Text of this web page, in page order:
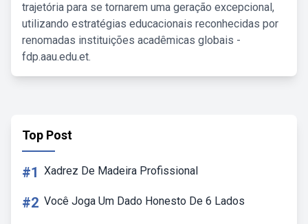
trajetória para se tornarem uma geração excepcional,
utilizando estratégias educacionais reconhecidas por
renomadas instituições acadêmicas globais -
fdp.aau.edu.et.
Top Post
#1 Xadrez De Madeira Profissional
#2 Você Joga Um Dado Honesto De 6 Lados